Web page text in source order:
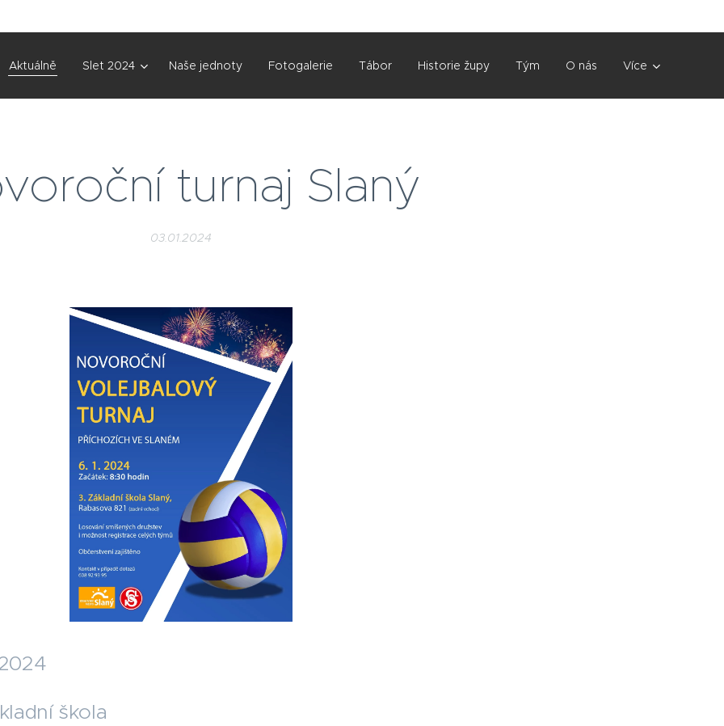
Aktuálně Slet 2024 Naše jednoty Fotogalerie Tábor Historie župy Tým O nás Více
turnaj Slaný
03.01.2024
škola